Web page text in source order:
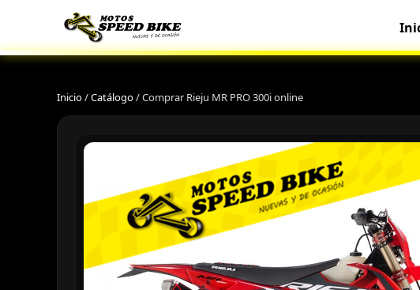
Inicio/Catálogo/Comprar Rieju MR PRO 300i online